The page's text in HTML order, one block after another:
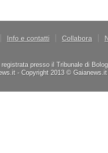
Info e contatti Collabora
presso il Tribunale di
- Copyright 2013 ©